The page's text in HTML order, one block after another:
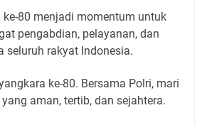
ke-80 menjadi momentum untuk
pengabdian, pelayanan, dan
seluruh rakyat Indonesia.
ke-80. Bersama Polri, mari
aman, tertib, dan sejahtera.